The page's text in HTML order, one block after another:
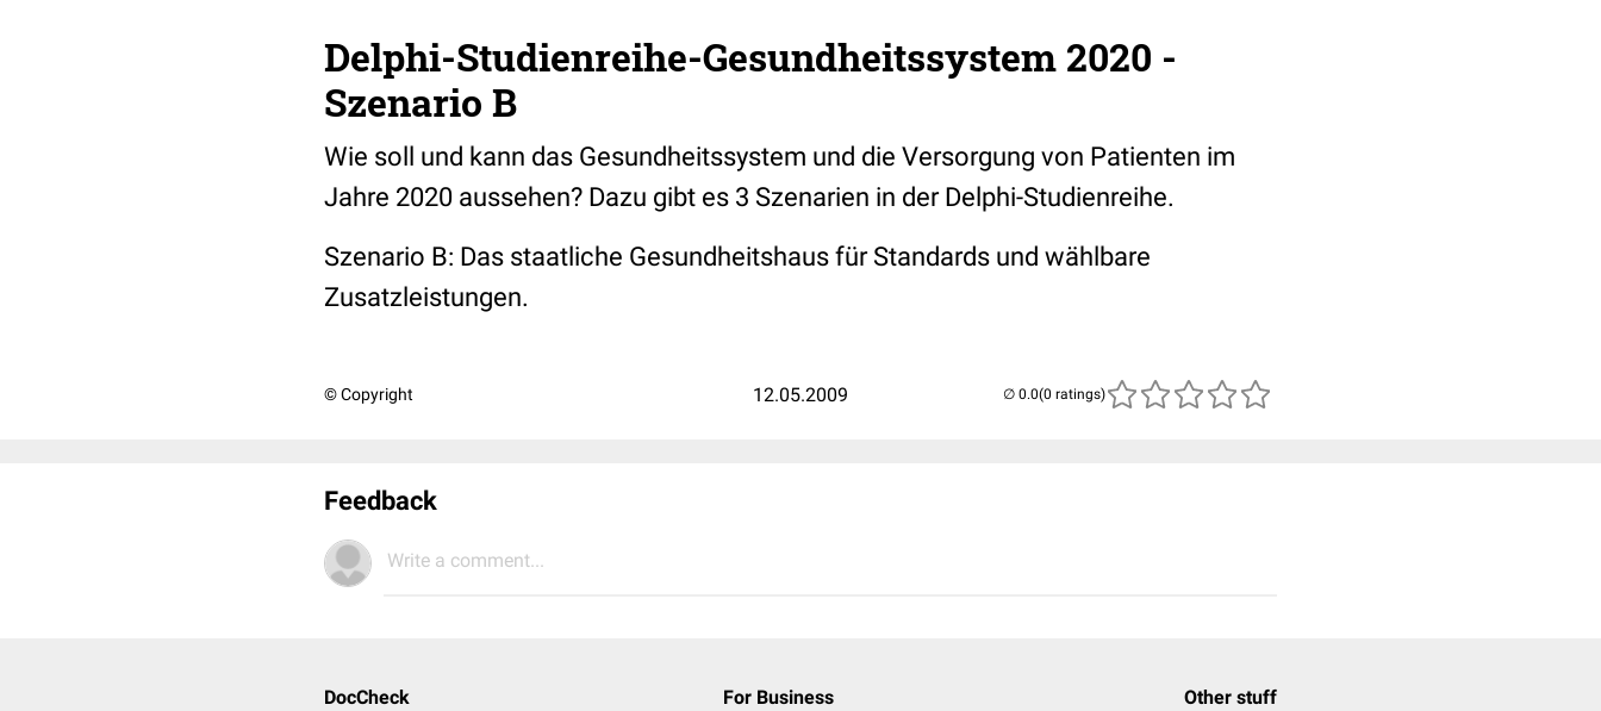
Delphi-Studienreihe-Gesundheitssystem 2020 -
Szenario B
Wie soll und kann das Gesundheitssystem und die Versorgung von Patienten im
Jahre 2020 aussehen? Dazu gibt es 3 Szenarien in der Delphi-Studienreihe.
Szenario B: Das staatliche Gesundheitshaus für Standards und wählbare
Zusatzleistungen.
© Copyright 12.05.2009 (0 ratings)
Feedback
Write a comment...
DocCheck For Business Other stuff